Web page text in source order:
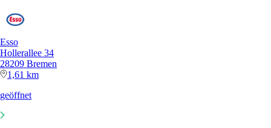
Esso
Hollerallee 34
28209 Bremen
1,61 km
geöffnet